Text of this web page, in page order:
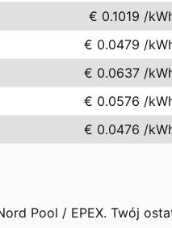
€ 0.1019 /
€ 0.0479 /
€ 0.0637 /
€ 0.0576 /
€ 0.0476 /
Pool / EPEX. Twój